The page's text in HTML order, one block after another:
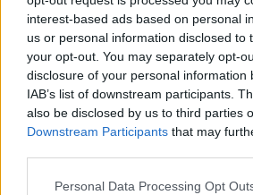
interest-based ads based on personal
us or personal information disclosed to
your opt-out. You may separately opt-
disclosure of your personal information
IAB’s list of downstream participants.
also be disclosed by us to third parties
Downstream Participants that may
Please note that this website/app uses
Personal Data Processing Opt
αναγνώρισε καλές
της Ιταλίας στην
θεωρεί ότι η ΕΕ «κυνηγάει»
χώρες στη Μεσόγειο.
«Αν και η Ιταλία έχει καλές
επιχείρηση αυτή δεν τηρεί
Χαρακτηρίζεται από